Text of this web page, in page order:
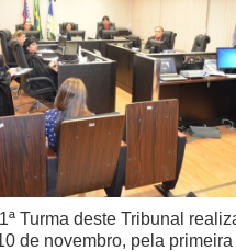
Turma deste Tribunal
de novembro, pela